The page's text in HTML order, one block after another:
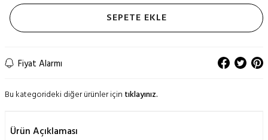
SEPETE EKLE
Fiyat Alarmı
Bu kategorideki diğer ürünler için tıklayınız.
Ürün Açıklaması